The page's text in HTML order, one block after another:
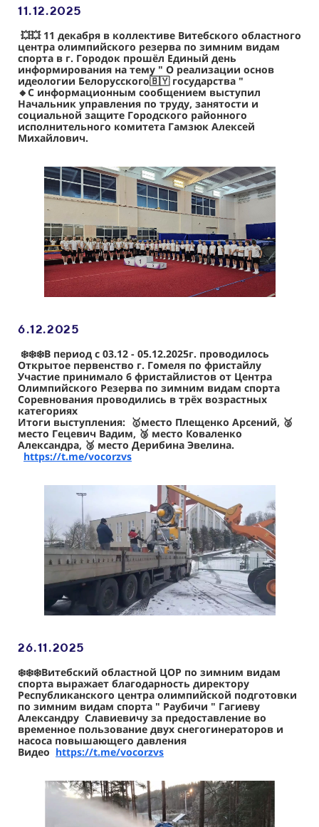
11.12.2025
💥💥 11 декабря в коллективе Витебского областного
центра олимпийского резерва по зимним видам
спорта в г. Городок прошёл Единый день
информирования на тему " О реализации основ
идеологии Белорусского🇧🇾 государства "
🔸С информационным сообщением выступил
Начальник управления по труду, занятости и
социальной защите Городского районного
исполнительного комитета Гамзюк Алексей
Михайлович.
6.12.2025
❄️❄️❄️В период с 03.12 - 05.12.2025г. проводилось
Открытое первенство г. Гомеля по фристайлу
Участие принимало 6 фристайлистов от Центра
Олимпийского Резерва по зимним видам спорта
Соревнования проводились в трёх возрастных
категориях
Итоги выступления: 🥇место Плещенко Арсений, 🥈
место Гецевич Вадим, 🥉 место Коваленко
Александра, 🥉 место Дерибина Эвелина.
https://t.me/vocorzvs
26.11.2025
❄️❄️❄️Витебский областной ЦОР по зимним видам
спорта выражает благодарность директору
Республиканского центра олимпийской подготовки
по зимним видам спорта " Раубичи " Гагиеву
Александру Славиевичу за предоставление во
временное пользование двух снегогинераторов и
насоса повышающего давления
Видео https://t.me/vocorzvs